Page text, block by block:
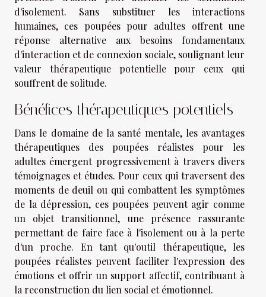
d'isolement. Sans substituer les interactions
humaines, ces poupées pour adultes offrent une
réponse alternative aux besoins fondamentaux
d'interaction et de connexion sociale, soulignant leur
valeur thérapeutique potentielle pour ceux qui
souffrent de solitude.
Bénéfices thérapeutiques potentiels
Dans le domaine de la santé mentale, les avantages
thérapeutiques des poupées réalistes pour les
adultes émergent progressivement à travers divers
témoignages et études. Pour ceux qui traversent des
moments de deuil ou qui combattent les symptômes
de la dépression, ces poupées peuvent agir comme
un objet transitionnel, une présence rassurante
permettant de faire face à l'isolement ou à la perte
d'un proche. En tant qu'outil thérapeutique, les
poupées réalistes peuvent faciliter l'expression des
émotions et offrir un support affectif, contribuant à
la reconstruction du lien social et émotionnel.